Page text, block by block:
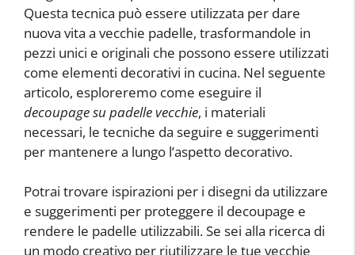
Questa tecnica può essere utilizzata per dare
nuova vita a vecchie padelle, trasformandole in
pezzi unici e originali che possono essere utilizzati
come elementi decorativi in cucina. Nel seguente
articolo, esploreremo come eseguire il
decoupage su padelle vecchie, i materiali
necessari, le tecniche da seguire e suggerimenti
per mantenere a lungo l’aspetto decorativo.
Potrai trovare ispirazioni per i disegni da utilizzare
e suggerimenti per proteggere il decoupage e
rendere le padelle utilizzabili. Se sei alla ricerca di
un modo creativo per riutilizzare le tue vecchie